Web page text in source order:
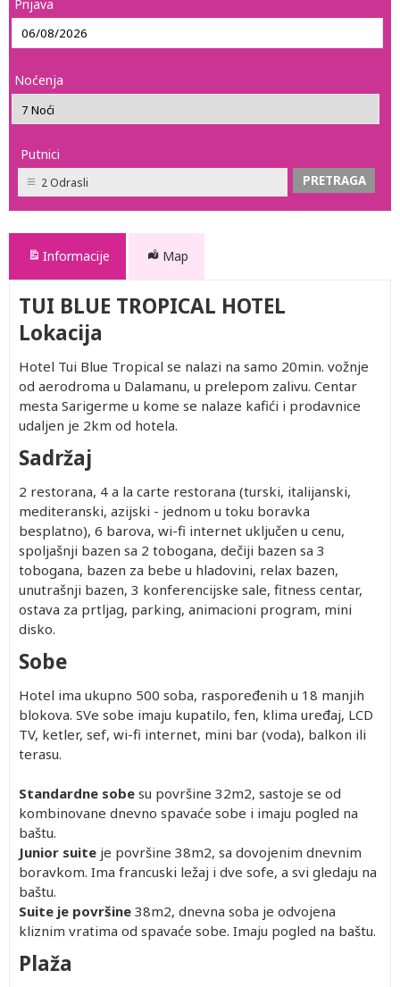
Prijava
Noćenja
Putnici
2 Odrasli
Informacije Map
TUI BLUE TROPICAL HOTEL
Lokacija
Hotel Tui Blue Tropical se nalazi na samo 20min. vožnje
od aerodroma u Dalamanu, u prelepom zalivu. Centar
mesta Sarigerme u kome se nalaze kafići i prodavnice
udaljen je 2km od hotela.
Sadržaj
2 restorana, 4 a la carte restorana (turski, italijanski,
mediteranski, azijski - jednom u toku boravka
besplatno), 6 barova, wi-fi internet uključen u cenu,
spoljašnji bazen sa 2 tobogana, dečiji bazen sa 3
tobogana, bazen za bebe u hladovini, relax bazen,
unutrašnji bazen, 3 konferencijske sale, fitness centar,
ostava za prtljag, parking, animacioni program, mini
disko.
Sobe
Hotel ima ukupno 500 soba, raspoređenih u 18 manjih
blokova. SVe sobe imaju kupatilo, fen, klima uređaj, LCD
TV, ketler, sef, wi-fi internet, mini bar (voda), balkon ili
terasu.
Standardne sobe su površine 32m2, sastoje se od
kombinovane dnevno spavaće sobe i imaju pogled na
baštu.
Junior suite je površine 38m2, sa dovojenim dnevnim
boravkom. Ima francuski ležaj i dve sofe, a svi gledaju na
baštu.
Suite je površine 38m2, dnevna soba je odvojena
kliznim vratima od spavaće sobe. Imaju pogled na baštu.
Plaža